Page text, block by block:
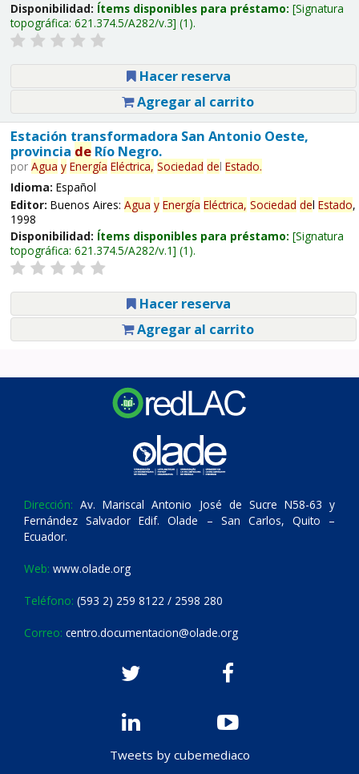
Disponibilidad: Ítems disponibles para préstamo: Signatura
topográfica: 621.374.5/A282/v.3 (1).
Hacer reserva
Agregar al carrito
Estación transformadora San Antonio Oeste,
provincia deRío Negro.
por Agua y Energía Eléctrica, Sociedad del Estado.
Idioma: Español
Editor: Buenos Aires: Agua y Energía Eléctrica, Sociedad del Estado,
1998
Disponibilidad: Ítems disponibles para préstamo: Signatura
topográfica: 621.374.5/A282/v.1 (1).
Hacer reserva
Agregar al carrito
Dirección: Av. Mariscal Antonio José de Sucre N58-63 y
Fernández Salvador Edif. Olade – San Carlos, Quito –
Ecuador.
Web: www.olade.org
Teléfono: (593 2) 259 8122 / 2598 280
Correo: centro.documentacion@olade.org
Tweets by cubemediaco